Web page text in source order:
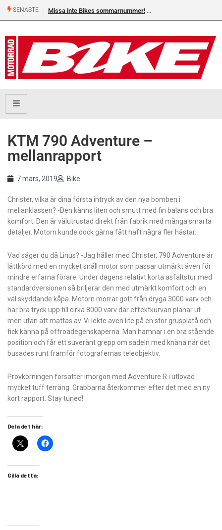
SENASTE Missa inte Bikes sommarnummer!
KTM 790 Adventure –
mellanrapport
7 mars, 2019 Bike
Christer, vilka är dina första intryck av den nya bomben i
mellanklassen? -Den känns liten och smutt med fin balans och bra
komfort. Den är välutrustad direkt från fabrik med många smarta
detaljer. Motorn kunde dock gärna fått haft några fler hästar.
Vad säger du då Linus? -Jag håller med Christer, 790 Adventure är
lättkörd med en mycket snäll motor som passar utmärkt även för
mindre erfarna förare. Under dagens relativt korta asfaltstur med
standardversionen så briljerar den med utmärkt komfort och en
väl skyddande kåpa. Motorn morrar gott från dryga 3000 varv och
har bra tryck upp till cirka 8000 varv där effektkurvan planar ut
men utan att mattas av. Vi lekte även lite på en stor grusplatå och
fick känna på offroadegenskaperna. Man hamnar i en bra stående
position och får ett suveränt grepp om sadeln med knäna när det
busades runt framför fotografernas teleobjektiv.
Provkörningen forsätter imorgon med Adventure R i utlovad
mycket tuff terräng. Grabbarna återkommer efter det med en ny
kort rapport. Stay tuned!
Dela det här:
Gilla detta: